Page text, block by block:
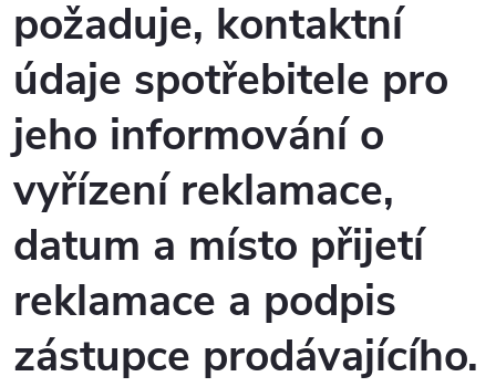
požaduje, kontaktní
údaje spotřebitele pro
jeho informování o
vyřízení reklamace,
datum a místo přijetí
reklamace a podpis
zástupce prodávajícího.